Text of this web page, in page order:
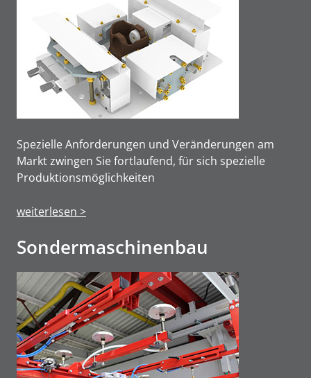
Spezielle Anforderungen und Veränderungen am
Markt zwingen Sie fortlaufend, für sich spezielle
Produktions­möglichkeiten
weiterlesen >
Sonderma­schinen­bau